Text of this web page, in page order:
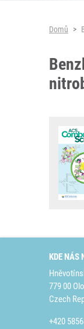
Domů
KDE NÁS
779 00
Czech
+420